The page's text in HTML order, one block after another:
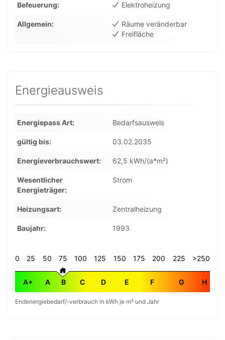
Befeuerung Elektroheizung
Allgemein
Räume veränderbar
Freifläche
Energieausweis
Energiepass Art Bedarfsausweis
gültig bis 03.02.2035
Energieverbrauchswert 62,5 kWh/(a*m²)
Wesentlicher
Energieträger
Strom
Heizungsart Zentralheizung
Baujahr 1993
0 25 50 75 100 125 150 175 200 225 >250
A+ A B C D E F G H
Endenergiebedarf/-verbrauch in kWh je m² und Jahr